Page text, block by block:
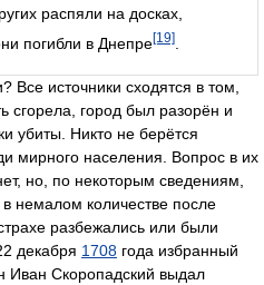
распяли на досках,
погибли в Днепре[19]
Все источники сходятся в том,
сгорела, город был разорён и
убиты. Никто не берётся
мирного населения. Вопрос в их
но, по некоторым сведениям,
немалом количестве после
разбежались или были
декабря 1708 года избранный
Иван Скоропадский выдал